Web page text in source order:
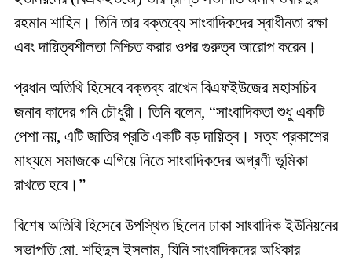
রহমান শাহিন। তিনি তার বক্তব্যে সাংবাদিকদের স্বাধীনতা রক্ষা
এবং দায়িত্বশীলতা নিশ্চিত করার ওপর গুরুত্ব আরোপ করেন।
প্রধান অতিথি হিসেবে বক্তব্য রাখেন বিএফইউজের মহাসচিব
জনাব কাদের গনি চৌধুরী। তিনি বলেন, “সাংবাদিকতা শুধু একটি
পেশা নয়, এটি জাতির প্রতি একটি বড় দায়িত্ব। সত্য প্রকাশের
মাধ্যমে সমাজকে এগিয়ে নিতে সাংবাদিকদের অগ্রণী ভূমিকা
রাখতে হবে।”
বিশেষ অতিথি হিসেবে উপস্থিত ছিলেন ঢাকা সাংবাদিক ইউনিয়নের
সভাপতি মো. শহিদুল ইসলাম, যিনি সাংবাদিকদের অধিকার